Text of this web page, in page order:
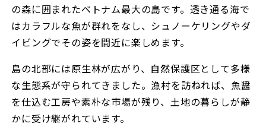
の森に囲まれたベトナム最大の島です。透き通る海で
はカラフルな魚が群れをなし、シュノーケリングやダ
イビングでその姿を間近に楽しめます。
島の北部には原生林が広がり、自然保護区として多様
な生態系が守られてきました。漁村を訪ねれば、魚醤
を仕込む工房や素朴な市場が残り、土地の暮らしが静
かに受け継がれています。